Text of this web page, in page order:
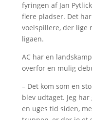
fyringen af Jan
flere pladser. Det
voelspillere, der lige
ligaen.
AC har en
overfor en mulig
– Det kom som en
blev udtaget. Jeg
en uges tid siden,